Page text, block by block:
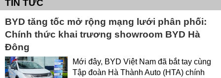
TIN TỨC
BYD tăng tốc mở rộng mạng lưới phân phối:
Chính thức khai trương showroom BYD Hà
Đông
Mới đây, BYD Việt Nam đã bắt tay cùng
Tập đoàn Hà Thành Auto (HTA) chính